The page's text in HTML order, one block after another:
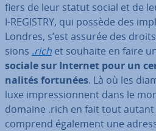
fiers de leur statut social et de
I-REGISTRY, qui possède des
Londres, s’est assurée des
sions .rich et souhaite en faire
sociale sur Internet pour un
na­li­tés fortunées. Là où les
luxe im­pres­sion­nent dans le
domaine .rich en fait tout
comprend également une